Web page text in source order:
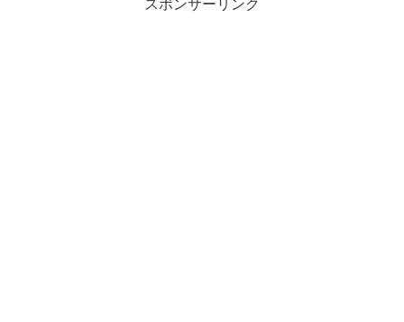
スポンサーリンク